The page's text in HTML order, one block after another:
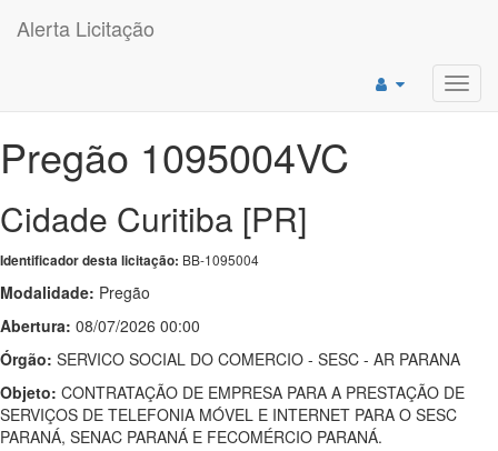
Alerta Licitação
Pregão 1095004VC
Cidade Curitiba [PR]
Identificador desta licitação: BB-1095004
Modalidade: Pregão
Abertura: 08/07/2026 00:00
Órgão: SERVICO SOCIAL DO COMERCIO - SESC - AR PARANA
Objeto: CONTRATAÇÃO DE EMPRESA PARA A PRESTAÇÃO DE
SERVIÇOS DE TELEFONIA MÓVEL E INTERNET PARA O SESC
PARANÁ, SENAC PARANÁ E FECOMÉRCIO PARANÁ.